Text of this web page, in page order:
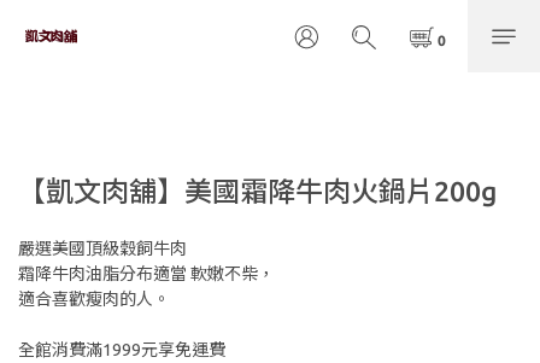
【凱文肉舖】美國霜降牛肉火鍋片200g
嚴選美國頂級穀飼牛肉
霜降牛肉油脂分布適當 軟嫩不柴，
適合喜歡瘦肉的人。
全館消費滿1999元享免運費